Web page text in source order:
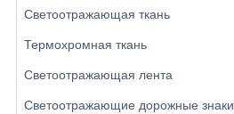
Светоотражающая ткань
Термохромная ткань
Светоотражающая лента
Светоотражающие дорожные знаки